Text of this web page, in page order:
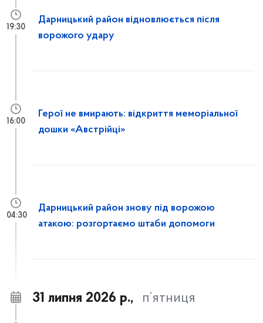
Дарницький район відновлюється після
ворожого удару
19:30
Герої не вмирають: відкриття меморіальної
дошки «Австрійці»
16:00
Дарницький район знову під ворожою
атакою: розгортаємо штаби допомоги
04:30
31 липня 2026 р., п’ятниця